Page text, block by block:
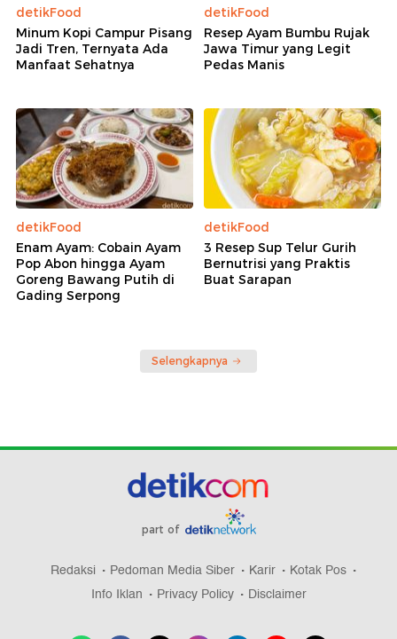
detikFood
Minum Kopi Campur Pisang
Jadi Tren, Ternyata Ada
Manfaat Sehatnya
detikFood
Resep Ayam Bumbu Rujak
Jawa Timur yang Legit
Pedas Manis
detikFood
Enam Ayam: Cobain Ayam
Pop Abon hingga Ayam
Goreng Bawang Putih di
Gading Serpong
detikFood
3 Resep Sup Telur Gurih
Bernutrisi yang Praktis
Buat Sarapan
Selengkapnya
part of
Redaksi Pedoman Media Siber Karir
Kotak Pos
Info Iklan
Privacy Policy Disclaimer